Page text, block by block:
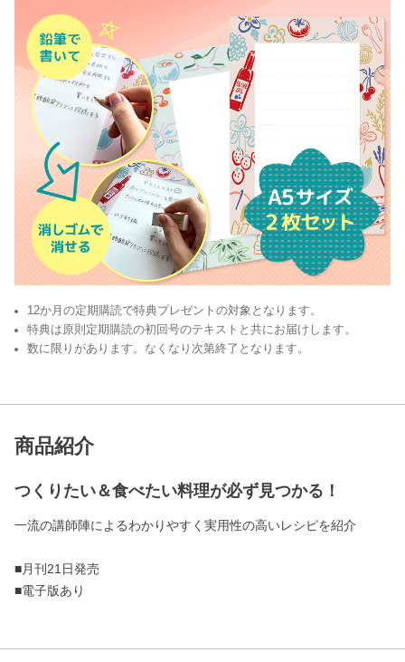
12か月の定期購読で特典プレゼントの対象となります。
特典は原則定期購読の初回号のテキストと共にお届けします。
数に限りがあります。なくなり次第終了となります。
商品紹介
つくりたい＆食べたい料理が必ず見つかる！
一流の講師陣によるわかりやすく実用性の高いレシピを紹介
■月刊21日発売
■電子版あり